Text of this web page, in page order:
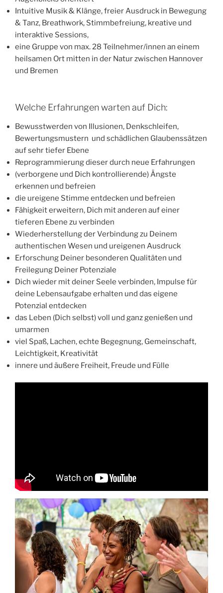
Intuitive Musik & Klänge, freier Ausdruck in Bewegung
& Tanz, Breathwork, Stimmbefreiung, kreative und
interaktive Sessions,
eine Gruppe von max. 28 Teilnehmer/innen an einem
heilsamen Ort mitten in der Natur zwischen Hannover
und Bremen
Welche Erfahrungen warten auf Dich:
Bewusstwerden von Illusionen, Denkschleifen,
Bewertungsmustern und schädlichen Glaubenssätzen
auf sehr tiefer Ebene
Reprogrammierung dieser durch neue Erfahrungen
(verborgene und Dich kontrollierende) Ängste
erkennen und befreien
die ureigene Stimme entdecken und befreien
Fähigkeit erweitern, Dich mit anderen auf einer
tieferen Ebene zu verbinden
Wiederherstellung der Verbindung zu Deinem
authentischen Wesen und ureigenen Ausdruck
Erforschung Deiner besonderen Qualitäten und
Freilegung Deiner Potenziale
Dich wieder mit deiner Seele verbinden, Impulse für
deine Lebensaufgabe erhalten und das eigene
Potenzial entdecken
das Leben (Dich selbst) voll und ganz genießen und
umarmen
viel Spaß, Lachen, echte Begegnung, Gemeinschaft,
Leichtigkeit, Kreativität
innere und äußere Freiheit, Freude und Fülle